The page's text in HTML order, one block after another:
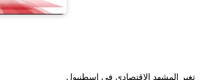
تغير المشهد الاقتصادي في إسطنبول